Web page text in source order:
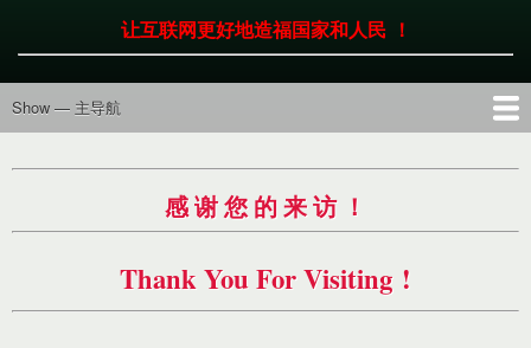
让互联网更好地造福国家和人民 ！
主
航
Show — 主导航
感 谢 您 的 来 访 ！
Thank You For Visiting !